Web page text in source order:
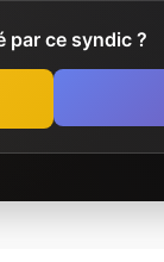
par ce syndic ?